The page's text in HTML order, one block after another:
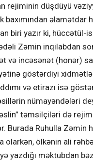
rejiminin düşdüyü
baxımından əlamətdar
biri yazır ki, hüccətül-
Zəmin inqilabdan
və incəsənət (honər)
göstərdiyi
və etirazı isə
nümayəndələri
təmsilçiləri də
Burada Ruhulla Zəmin
olarkən, ölkənin ali
yazdığı məktubdan